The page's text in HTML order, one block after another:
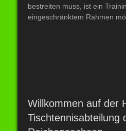
bestreiten muss, ist ein
eingeschränktem Rahmen
Willkommen auf der
Tischtennisabteilung